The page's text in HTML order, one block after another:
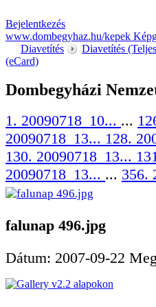
Bejelentkezés
www.dombegyhaz.hu/kepek
Diavetítés
Diavetítés
(eCard)
Dombegyházi
1. 20090718_10... ...
20090718_13... 128.
130. 20090718_13...
20090718_13... ... 356.
falunap 496.jpg
Dátum: 2007-09-22